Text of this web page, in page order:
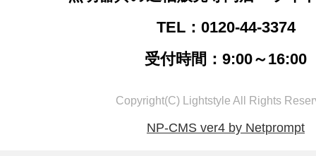
TEL：0120-44-3374
受付時間：9:00～16:00
Copyright(C) Lightstyle All Rights
NP-CMS ver4 by Netprompt